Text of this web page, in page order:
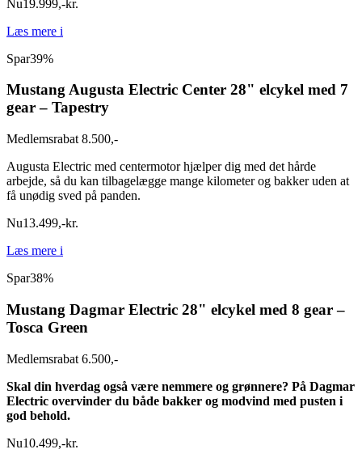
Nu19.999,-kr.
Læs mere i
Spar39%
Mustang Augusta Electric Center 28" elcykel med 7
gear – Tapestry
Medlemsrabat 8.500,-
Augusta Electric med centermotor hjælper dig med det hårde
arbejde, så du kan tilbagelægge mange kilometer og bakker uden at
få unødig sved på panden.
Nu13.499,-kr.
Læs mere i
Spar38%
Mustang Dagmar Electric 28" elcykel med 8 gear –
Tosca Green
Medlemsrabat 6.500,-
Skal din hverdag også være nemmere og grønnere? På Dagmar
Electric overvinder du både bakker og modvind med pusten i
god behold.
Nu10.499,-kr.